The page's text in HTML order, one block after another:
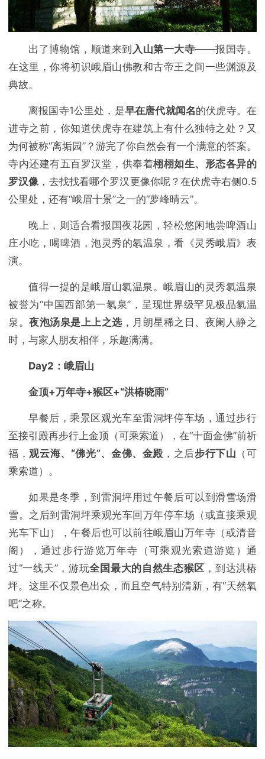
出了博物馆，顺道来到 入山第一大寺——报国寺。
在这里，你将初识峨眉山佛教和古帝王之间一些渊源及
典故。
离报国寺1公里处，是早在唐代就闻名的伏虎寺。在
进寺之前，你知道伏虎寺在建筑上有什么独特之处？又
为何被称“离垢园”？游完了你自然会有一个满意的答案。
寺内还建有五百罗汉堂，供奉着栩栩如生、形态各异的
罗汉像 ，去找找看哪个罗汉更像你呢？在伏虎寺右侧0.5
公里处，还有“峨眉十景”之一的“萝峰晴云”。
晚上，则适合看报国夜花园，轻松悠闲地尝啤酒山
庄小吃，喝啤酒，泡灵秀的氡温泉，看《灵秀峨眉》表
演。
值得一提的是峨眉山氡温泉。峨眉山的灵秀氡温泉
被誉为“中国西部第一氡泉”，呈现世界级罕见极品氡温
泉。夜泡汤泉是上上之选，月朗星稀之日、夜阑人静之
时，与家人朋友相伴，乐趣满满。
Day2：峨眉山
金顶+万年寺+猴区+“洪椿晓雨”
早餐后，乘景区观光车至雷洞坪停车场，通过步行
至接引殿再步行上金顶（可乘索道），在“十面金佛”前祈
福，观云海、“佛光”、金佛、金殿 ，之后步行下山 （可
乘索道）。
如果是冬季，到雷洞坪用过午餐后可以到滑雪场滑
雪。之后到雷洞坪乘观光车回万年停车场（或直接乘观
光车下山），午餐后也可以前往峨眉山万年寺（或清音
阁），通过步行游览万年寺（可乘观光索道游览）通
过“一线天”，游玩全国最大的自然生态猴区 ，到达洪椿
坪。这里不仅景色出众，而且空气特别清新，有“天然氧
吧”之称。